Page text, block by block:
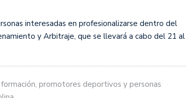
interesadas en profesionalizarse dentro del
y Arbitraje, que se llevará a cabo del 21 al
promotores deportivos y personas